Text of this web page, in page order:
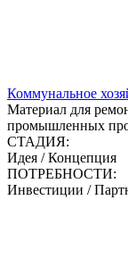
Коммунальное
Материал для
промышленных
СТАДИЯ:
Идея / Концепция
ПОТРЕБНОСТИ:
Инвестиции /